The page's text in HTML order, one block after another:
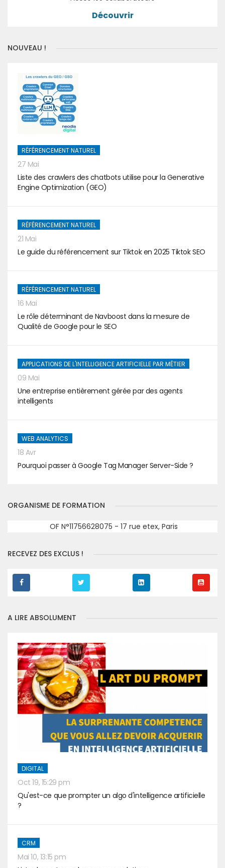
Découvrir
NOUVEAU !
RÉFÉRENCEMENT NATUREL
27 Mai
Liste des crawlers des chatbots utilise pour la Generative
Engine Optimization (GEO)
RÉFÉRENCEMENT NATUREL
21 Mai
Le guide du référencement sur Tiktok en 2025 Tiktok SEO
RÉFÉRENCEMENT NATUREL
16 Mai
Le rôle déterminant de Navboost dans la mesure de
Qualité de Google pour le SEO
APPLICATIONS DE L'INTELLIGENCE ARTIFICIELLE PAR MÉTIER
09 Mai
Une entreprise entièrement gérée par des agents
intelligents
WEB ANALYTICS
18 Avr
Pourquoi passer à Google Tag Manager Server-Side ?
ORGANISME DE FORMATION
OF N°11756628075 - 17 rue etex, Paris
RECEVEZ DES EXCLUS !
A LIRE ABSOLUMENT
DIGITAL
Oct 19, 15:29 pm
Qu'est-ce que prompter un algo d'intelligence artificielle
?
CRM
Mai 10, 13:15 pm